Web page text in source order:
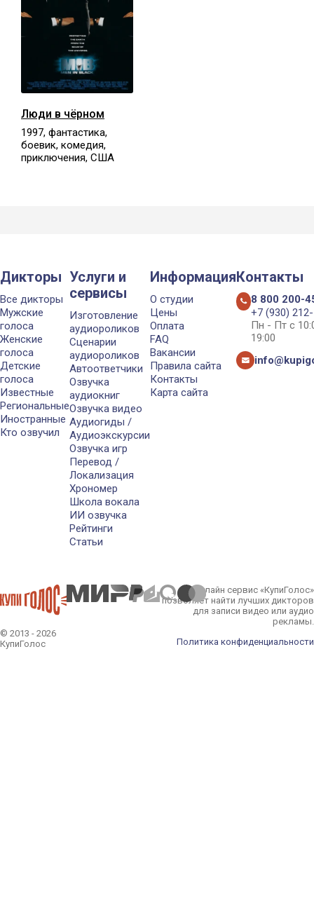
Люди в чёрном
1997, фантастика,
боевик, комедия,
приключения, США
Дикторы
Все дикторы
Мужские
голоса
Женские
голоса
Детские
голоса
Известные
Региональные
Иностранные
Кто озвучил
Услуги и
сервисы
Изготовление
аудиороликов
Сценарии
аудиороликов
Автоответчики
Озвучка
аудиокниг
Озвучка видео
Аудиогиды /
Аудиоэкскурсии
Озвучка игр
Перевод /
Локализация
Хрономер
Школа вокала
ИИ озвучка
Рейтинги
Статьи
Информация
О студии
Цены
Оплата
FAQ
Вакансии
Правила сайта
Контакты
Карта сайта
Контакты
8 800 200-
+7 (930)
Пн - Пт с
19:00
© 2013 - 2026
КупиГолос
Онлайн сервис «КупиГолос»
позволяет найти лучших дикторов
для записи видео или аудио
рекламы.
Политика конфиденциальности